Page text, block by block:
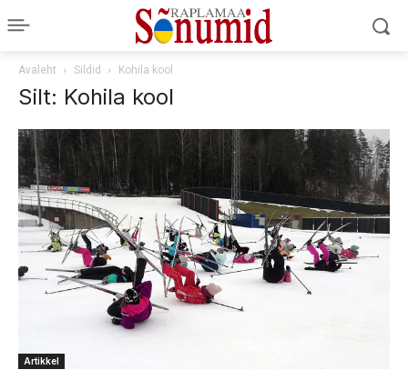
Avaleht Sildid Kohila kool
Silt: Kohila kool
Artikkel